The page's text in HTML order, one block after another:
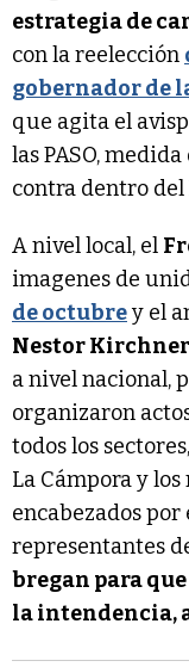
estrategia de
con la reelección
gobernador de
que agita el
las PASO,
contra dentro del
A nivel local, el
imagenes de
de octubrey el
Nestor Kirchner
a nivel nacional,
organizaron
todos los
La Cámpora y
encabezados
representantes
bregan para
la intendencia,